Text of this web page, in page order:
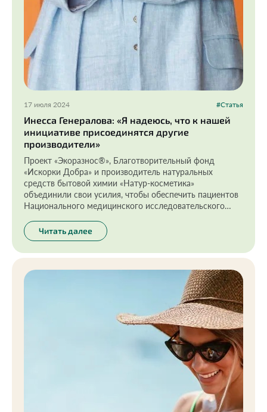
17 июля 2024 #Статья
Инесса Генералова: «Я надеюсь, что к нашей
инициативе присоединятся другие
производители»
Проект «Экоразнос®️», Благотворительный фонд
«Искорки Добра» и производитель натуральных
средств бытовой химии «Натур-косметика»
объединили свои усилия, чтобы обеспечить пациентов
Национального медицинского исследовательского
иммунологии им. Дмитрия Рогачева безопасным
стиральным порошком на год вперед.
Читать далее